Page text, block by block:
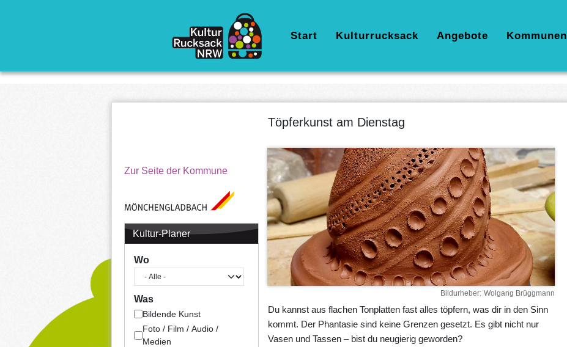
Hauptnavigation
Start Kulturrucksack Angebote Kommunen
Zur Seite der Kommune
Kultur-Planer
Wo
Was
Bildende Kunst
Foto / Film / Audio /
Medien
Töpferkunst am Dienstag
Bildurheber Wolgang Brüggmann
Du kannst aus flachen Tonplatten fast alles töpfern, was dir in den Sinn
kommt. Der Phantasie sind keine Grenzen gesetzt. Es gibt nicht nur
Vasen und Tassen – bist du neugierig geworden?